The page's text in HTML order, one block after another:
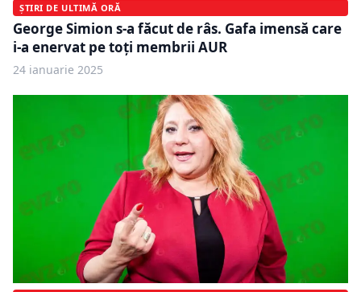
ȘTIRI DE ULTIMĂ ORĂ
George Simion s-a făcut de râs. Gafa imensă care
i-a enervat pe toți membrii AUR
24 ianuarie 2025